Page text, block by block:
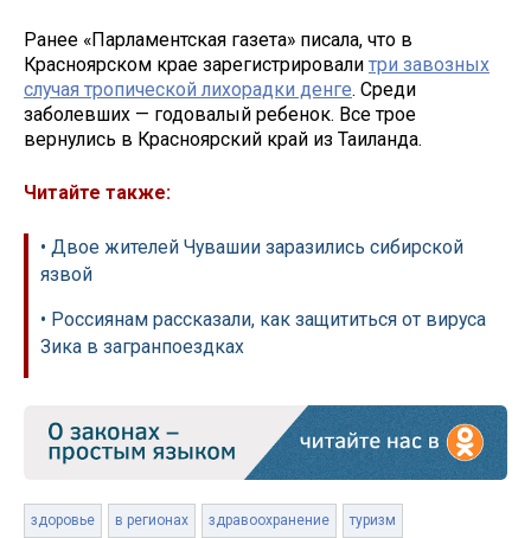
Ранее «Парламентская газета» писала, что в
Красноярском крае зарегистрировали три завозных
случая тропической лихорадки денге. Среди
заболевших — годовалый ребенок. Все трое
вернулись в Красноярский край из Таиланда.
Читайте также:
• Двое жителей Чувашии заразились сибирской
язвой
• Россиянам рассказали, как защититься от вируса
Зика в загранпоездках
здоровье в регионах здравоохранение туризм